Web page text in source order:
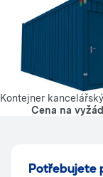
Kontejner
Cena na
Potřebujete